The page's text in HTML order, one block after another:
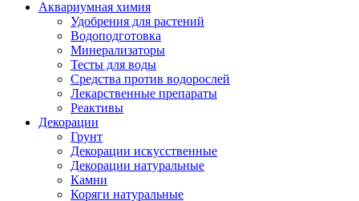
Аквариумная химия
Удобрения для растений
Водоподготовка
Минерализаторы
Тесты для воды
Средства против водорослей
Лекарственные препараты
Реактивы
Декорации
Грунт
Декорации искусственные
Декорации натуральные
Камни
Коряги натуральные